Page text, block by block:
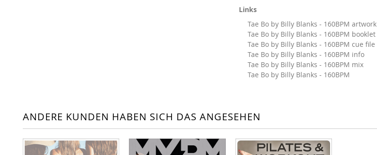
Links
Tae Bo by Billy Blanks - 160BPM artwork
Tae Bo by Billy Blanks - 160BPM booklet
Tae Bo by Billy Blanks - 160BPM cue file
Tae Bo by Billy Blanks - 160BPM info
Tae Bo by Billy Blanks - 160BPM mix
Tae Bo by Billy Blanks - 160BPM
ANDERE KUNDEN HABEN SICH DAS ANGESEHEN